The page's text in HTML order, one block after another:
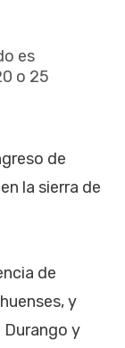
es
o 25
de
la sierra de
de
y
y